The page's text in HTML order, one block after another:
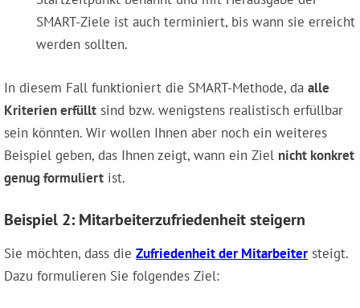
SMART-Ziele ist auch terminiert, bis wann sie erreicht
werden sollten.
In diesem Fall funktioniert die SMART-Methode, da alle
Kriterien erfüllt sind bzw. wenigstens realistisch erfüllbar
sein könnten. Wir wollen Ihnen aber noch ein weiteres
Beispiel geben, das Ihnen zeigt, wann ein Ziel nicht konkret
genug formuliert ist.
Beispiel 2: Mitarbeiterzufriedenheit steigern
Sie möchten, dass die Zufriedenheit der Mitarbeiter steigt.
Dazu formulieren Sie folgendes Ziel: